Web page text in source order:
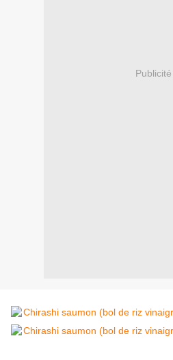
Publicité